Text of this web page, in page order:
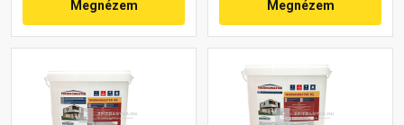
Megnézem Megnézem